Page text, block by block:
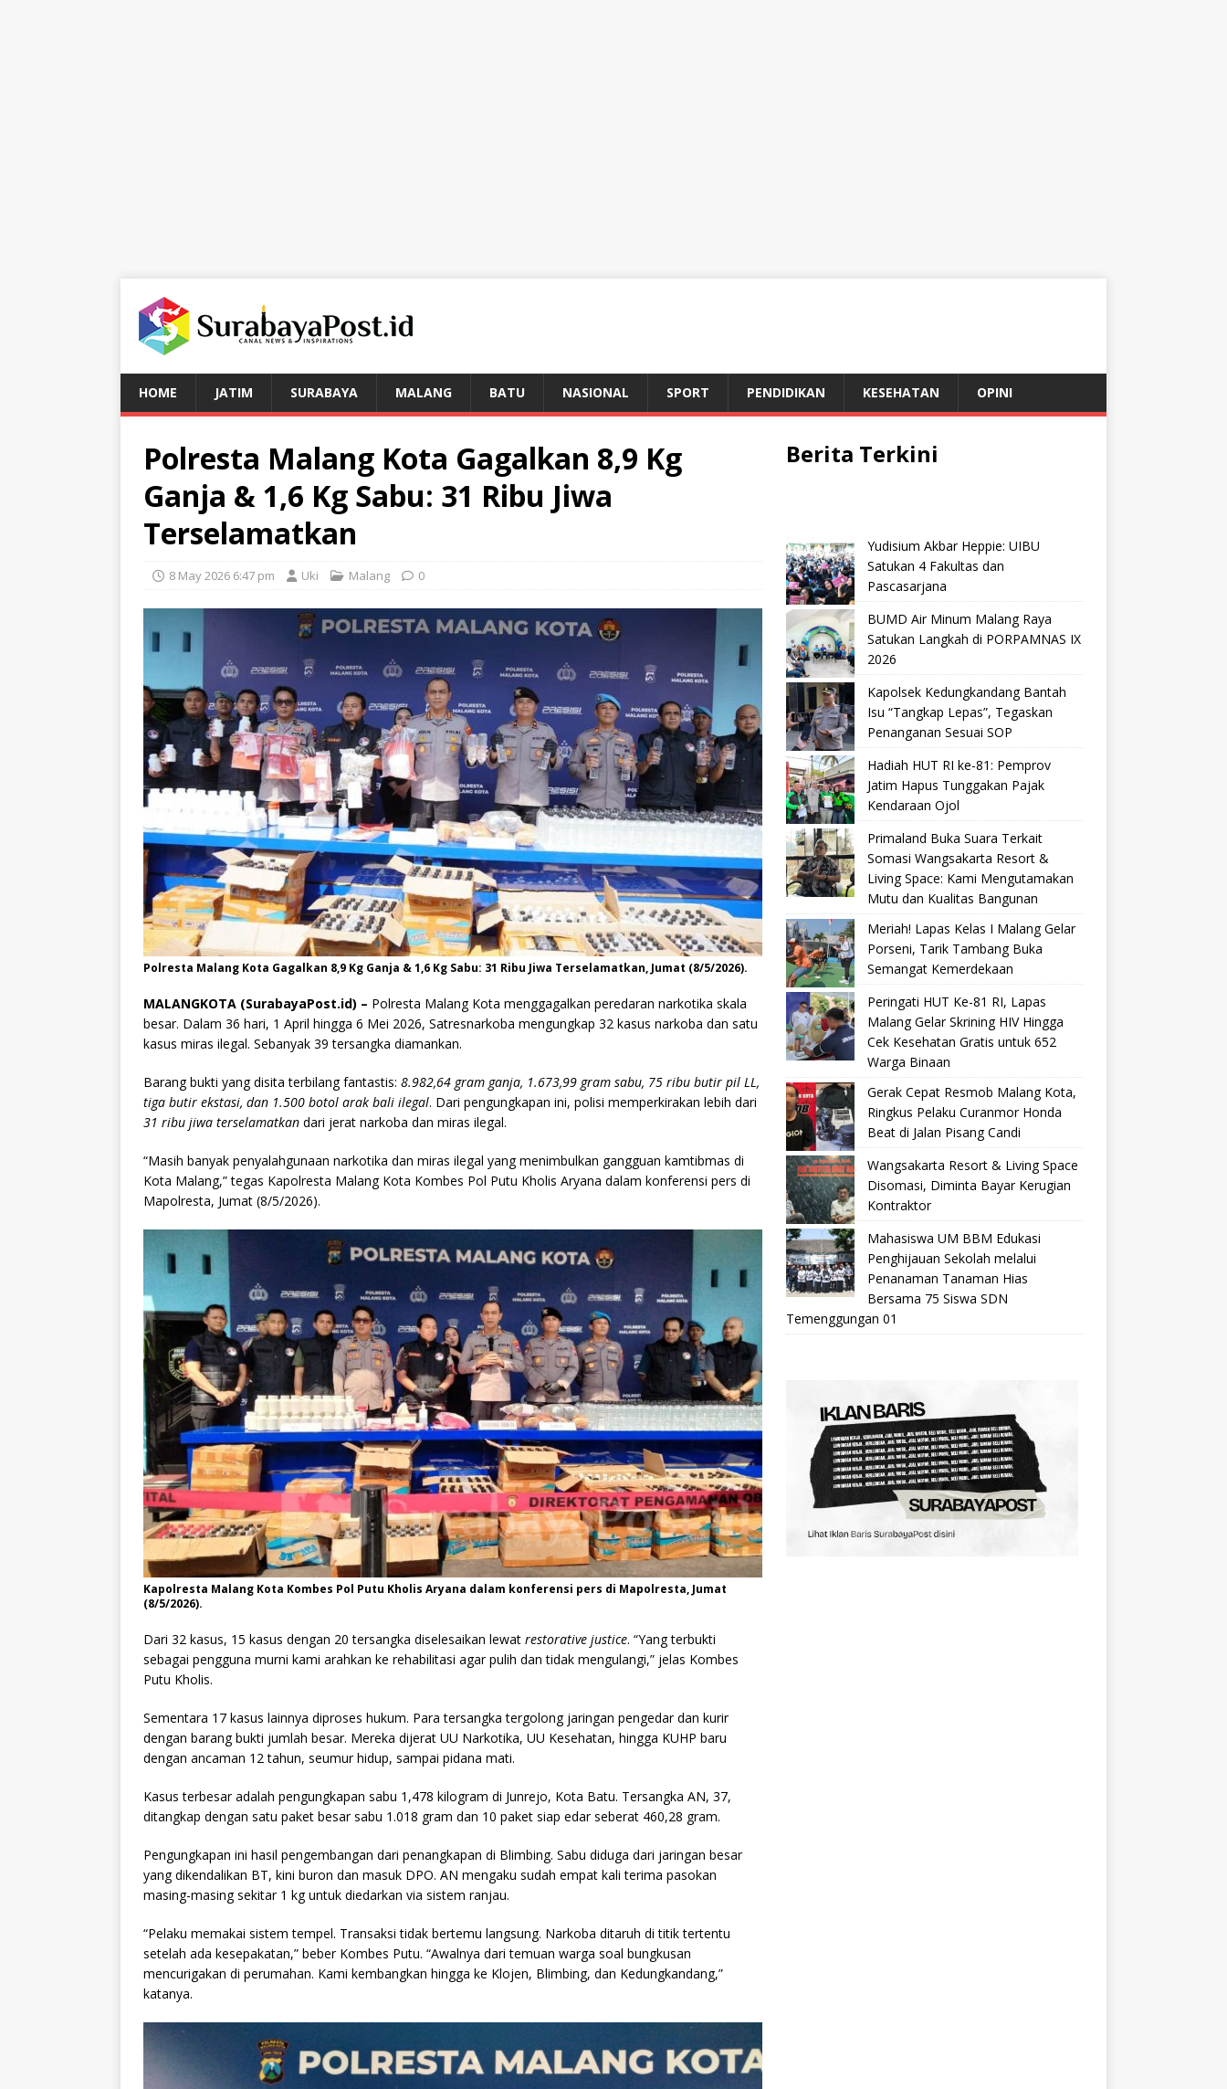
HOME JATIM SURABAYA MALANG BATU NASIONAL SPORT PENDIDIKAN KESEHATAN OPINI
Polresta Malang Kota Gagalkan 8,9 Kg
Ganja & 1,6 Kg Sabu: 31 Ribu Jiwa
Terselamatkan
8 May 2026 6:47 pm Uki Malang 0
Polresta Malang Kota Gagalkan 8,9 Kg Ganja & 1,6 Kg Sabu: 31 Ribu Jiwa Terselamatkan, Jumat (8/5/2026).
MALANGKOTA (SurabayaPost.id) – Polresta Malang Kota menggagalkan peredaran narkotika skala
besar. Dalam 36 hari, 1 April hingga 6 Mei 2026, Satresnarkoba mengungkap 32 kasus narkoba dan satu
kasus miras ilegal. Sebanyak 39 tersangka diamankan.
Barang bukti yang disita terbilang fantastis: 8.982,64 gram ganja, 1.673,99 gram sabu, 75 ribu butir pil LL,
tiga butir ekstasi, dan 1.500 botol arak bali ilegal. Dari pengungkapan ini, polisi memperkirakan lebih dari
31 ribu jiwa terselamatkan dari jerat narkoba dan miras ilegal.
“Masih banyak penyalahgunaan narkotika dan miras ilegal yang menimbulkan gangguan kamtibmas di
Kota Malang,” tegas Kapolresta Malang Kota Kombes Pol Putu Kholis Aryana dalam konferensi pers di
Mapolresta, Jumat (8/5/2026).
Kapolresta Malang Kota Kombes Pol Putu Kholis Aryana dalam konferensi pers di Mapolresta, Jumat
(8/5/2026).
Dari 32 kasus, 15 kasus dengan 20 tersangka diselesaikan lewat restorative justice. “Yang terbukti
sebagai pengguna murni kami arahkan ke rehabilitasi agar pulih dan tidak mengulangi,” jelas Kombes
Putu Kholis.
Sementara 17 kasus lainnya diproses hukum. Para tersangka tergolong jaringan pengedar dan kurir
dengan barang bukti jumlah besar. Mereka dijerat UU Narkotika, UU Kesehatan, hingga KUHP baru
dengan ancaman 12 tahun, seumur hidup, sampai pidana mati.
Kasus terbesar adalah pengungkapan sabu 1,478 kilogram di Junrejo, Kota Batu. Tersangka AN, 37,
ditangkap dengan satu paket besar sabu 1.018 gram dan 10 paket siap edar seberat 460,28 gram.
Pengungkapan ini hasil pengembangan dari penangkapan di Blimbing. Sabu diduga dari jaringan besar
yang dikendalikan BT, kini buron dan masuk DPO. AN mengaku sudah empat kali terima pasokan
masing-masing sekitar 1 kg untuk diedarkan via sistem ranjau.
“Pelaku memakai sistem tempel. Transaksi tidak bertemu langsung. Narkoba ditaruh di titik tertentu
setelah ada kesepakatan,” beber Kombes Putu. “Awalnya dari temuan warga soal bungkusan
mencurigakan di perumahan. Kami kembangkan hingga ke Klojen, Blimbing, dan Kedungkandang,”
katanya.
Berita Terkini
Yudisium Akbar Heppie: UIBU
Satukan 4 Fakultas dan
Pascasarjana
BUMD Air Minum Malang Raya
Satukan Langkah di PORPAMNAS IX
2026
Kapolsek Kedungkandang Bantah
Isu “Tangkap Lepas”, Tegaskan
Penanganan Sesuai SOP
Hadiah HUT RI ke-81: Pemprov
Jatim Hapus Tunggakan Pajak
Kendaraan Ojol
Primaland Buka Suara Terkait
Somasi Wangsakarta Resort &
Living Space: Kami Mengutamakan
Mutu dan Kualitas Bangunan
Meriah! Lapas Kelas I Malang Gelar
Porseni, Tarik Tambang Buka
Semangat Kemerdekaan
Peringati HUT Ke-81 RI, Lapas
Malang Gelar Skrining HIV Hingga
Cek Kesehatan Gratis untuk 652
Warga Binaan
Gerak Cepat Resmob Malang Kota,
Ringkus Pelaku Curanmor Honda
Beat di Jalan Pisang Candi
Wangsakarta Resort & Living Space
Disomasi, Diminta Bayar Kerugian
Kontraktor
Mahasiswa UM BBM Edukasi
Penghijauan Sekolah melalui
Penanaman Tanaman Hias
Bersama 75 Siswa SDN
Temenggungan 01